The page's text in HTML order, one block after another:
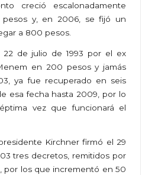
creció escalonadamente
pesos y, en 2006, se fijó un
a 800 pesos.
22 de julio de 1993 por el ex
en 200 pesos y jamás
ya fue recuperado en seis
esa fecha hasta 2009, por lo
vez que funcionará el
Kirchner firmó el 29
tres decretos, remitidos por
por los que incrementó en 50